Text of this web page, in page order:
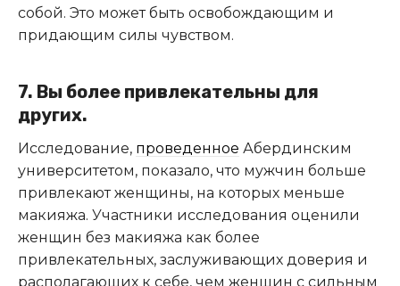
собой. Это может быть освобождающим и
придающим силы чувством.
7. Вы более привлекательны для
других.
Исследование, проведенное Абердинским
университетом, показало, что мужчин больше
привлекают женщины, на которых меньше
макияжа. Участники исследования оценили
женщин без макияжа как более
привлекательных, заслуживающих доверия и
располагающих к себе, чем женщин с сильным